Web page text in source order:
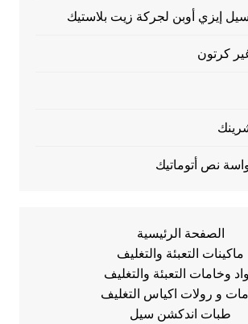
إيزي أوبن لجركة زيت بلاستيك
نص أتوماتيك
الصفحة الرئيسية
ماكينات التعبئة والتغليف
وخامات التعبئة والتغليف
و رولات اكياس التغليف
طبات اندكشن سيل